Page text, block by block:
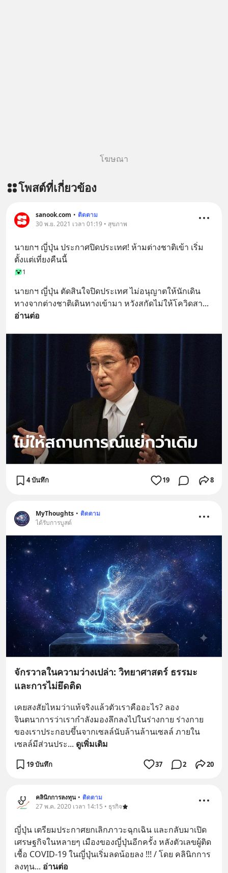
ผ่าน Line OA ด.ดล Blog คลิกเลย -->
สนับสนุนโดย 📣
เครียด หลับยาก ผมอยากแนะนำ
ผลิตภัณฑ์เสริมอาหาร Diip CBD ช่วย
บรรเทาความเครียด ลดความวิตกกังวล
เพิ่มการผ่อนคลาย ซึ่งช่วยให้การนอน
@diipgeek 🔗 หรือกดลิงก์
https://lin.ee/U91Fzyz
โฆษณา
โพสต์ที่เกี่ยวข้อง
sanook.com • ติดตาม
30 พ.ย. 2021 เวลา 01:19 • สุขภาพ
นายกฯ ญี่ปุ่น ประกาศปิดประเทศ! ห้ามต่างชาติเข้า เริ่ม
ตั้งแต่เที่ยงคืนนี้
1
นายกฯ ญี่ปุ่น ตัดสินใจปิดประเทศ ไม่อนุญาตให้นักเดิน
ทางจากต่างชาติเดินทางเข้ามา หวังสกัดไม่ให้โควิดสา
อ่านต่อ
4 บันทึก 19 8
MyThoughts • ติดตาม
ได้รับการบูสต์
จักรวาลในความว่างเปล่า: วิทยาศาสตร์ ธรรมะ
และการไม่ยึดติด
เคยสงสัยไหมว่าแท้จริงแล้วตัวเราคืออะไร? ลอง
จินตนาการว่าเรากำลังมองลึกลงไปในร่างกาย ร่างกาย
ของเราประกอบขึ้นจากเซลล์นับล้านล้านเซลล์ ภายใน
เซลล์มีส่วนประ... ดูเพิ่มเติม
19 บันทึก 37 2 20
คลินิกการลงทุน • ติดตาม
27 พ.ค. 2020 เวลา 14:15 • ธุรกิจ
ญี่ปุ่น เตรียมประกาศยกเลิกภาวะฉุกเฉิน และกลับมาเปิด
เศรษฐกิจในหลายๆ เมืองของญี่ปุ่นอีกครั้ง หลังตัวเลขผู้ติด
เชื้อ COVID-19 ในญี่ปุ่นเริ่มลดน้อยลง !!! / โดย คลินิกการ
ลงทุน... อ่านต่อ